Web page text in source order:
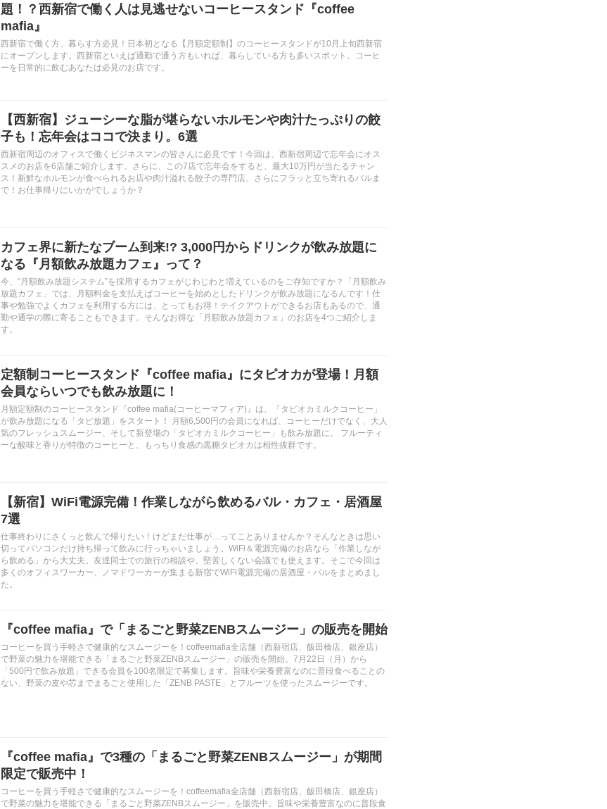
題！？西新宿で働く人は見逃せないコーヒースタンド『coffee
mafia』
西新宿で働く方、暮らす方必見！日本初となる【月額定額制】のコーヒースタンドが10月上旬西新宿
にオープンします。西新宿といえば通勤で通う方もいれば、暮らしている方も多いスポット。コーヒ
ーを日常的に飲むあなたは必見のお店です。
【西新宿】ジューシーな脂が堪らないホルモンや肉汁たっぷりの餃
子も！忘年会はココで決まり。6選
西新宿周辺のオフィスで働くビジネスマンの皆さんに必見です！今回は、西新宿周辺で忘年会にオス
スメのお店を6店舗ご紹介します。さらに、この7店で忘年会をすると、最大10万円が当たるチャン
ス！新鮮なホルモンが食べられるお店や肉汁溢れる餃子の専門店、さらにフラッと立ち寄れるバルま
で！お仕事帰りにいかがでしょうか？
カフェ界に新たなブーム到来!? 3,000円からドリンクが飲み放題に
なる『月額飲み放題カフェ』って？
今、“月額飲み放題システム”を採用するカフェがじわじわと増えているのをご存知ですか？「月額飲み
放題カフェ」では、月額料金を支払えばコーヒーを始めとしたドリンクが飲み放題になるんです！仕
事や勉強でよくカフェを利用する方には、とってもお得！テイクアウトができるお店もあるので、通
勤や通学の際に寄ることもできます。そんなお得な「月額飲み放題カフェ」のお店を4つご紹介しま
す。
定額制コーヒースタンド『coffee mafia』にタピオカが登場！月額
会員ならいつでも飲み放題に！
月額定額制のコーヒースタンド『coffee mafia(コーヒーマフィア)』は、「タピオカミルクコーヒー」
が飲み放題になる「タピ放題」をスタート！ 月額6,500円の会員になれば、コーヒーだけでなく、大人
気のフレッシュスムージー、そして新登場の「タピオカミルクコーヒー」も飲み放題に。 フルーティ
ーな酸味と香りが特徴のコーヒーと、もっちり食感の黒糖タピオカは相性抜群です。
【新宿】WiFi電源完備！作業しながら飲めるバル・カフェ・居酒屋
7選
仕事終わりにさくっと飲んで帰りたい！けどまだ仕事が…ってことありませんか？そんなときは思い
切ってパソコンだけ持ち帰って飲みに行っちゃいましょう。WiFi＆電源完備のお店なら「作業しなが
ら飲める」から大丈夫。友達同士での旅行の相談や、堅苦しくない会議でも使えます。そこで今回は
多くのオフィスワーカー、ノマドワーカーが集まる新宿でWiFi電源完備の居酒屋・バルをまとめまし
た。
『coffee mafia』で「まるごと野菜ZENBスムージー」の販売を開始
コーヒーを買う手軽さで健康的なスムージーを！coffeemafia全店舗（西新宿店、飯田橋店、銀座店）
で野菜の魅力を堪能できる「まるごと野菜ZENBスムージー」の販売を開始。7月22日（月）から
「500円で飲み放題」できる会員を100名限定で募集します。旨味や栄養豊富なのに普段食べることの
ない、野菜の皮や芯までまるごと使用した「ZENB PASTE」とフルーツを使ったスムージーです。
『coffee mafia』で3種の「まるごと野菜ZENBスムージー」が期間
限定で販売中！
コーヒーを買う手軽さで健康的なスムージーを！coffeemafia全店舗（西新宿店、飯田橋店、銀座店）
で野菜の魅力を堪能できる「まるごと野菜ZENBスムージー」を販売中。旨味や栄養豊富なのに普段食